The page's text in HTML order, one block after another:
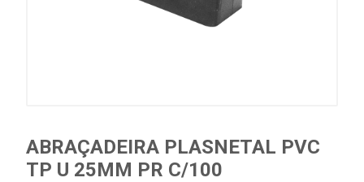
ABRAÇADEIRA PLASNETAL PVC
TP U 25MM PR C/100